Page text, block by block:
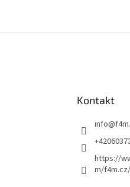
Kontakt
info@
https://
m/f4m.cz/